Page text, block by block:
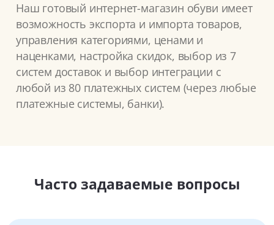
Наш готовый интернет-магазин обуви имеет
возможность экспорта и импорта товаров,
управления категориями, ценами и
наценками, настройка скидок, выбор из 7
систем доставок и выбор интеграции с
любой из 80 платежных систем (через любые
платежные системы, банки).
Часто задаваемые вопросы